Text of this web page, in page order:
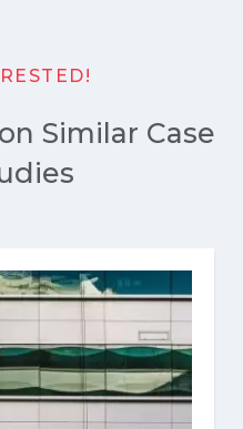
Similar Case